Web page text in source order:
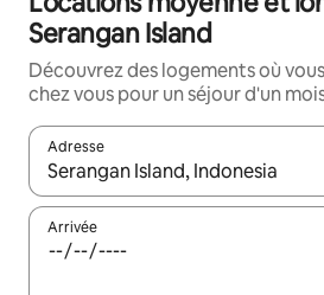
Serangan Island
Découvrez des logements où
chez vous pour un séjour d'un
Adresse
Lorsque les résultats s'affichent,
Arrivée